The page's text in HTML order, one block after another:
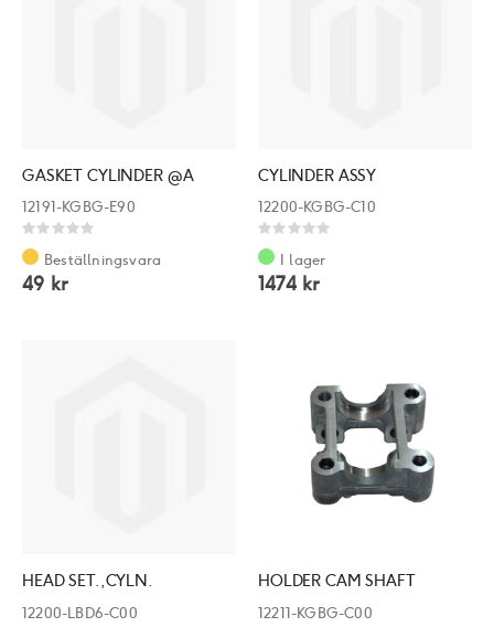
GASKET CYLINDER @A
12191-KGBG-E90
Rating:
0%
Beställningsvara
49 kr
CYLINDER ASSY
12200-KGBG-C10
Rating:
0%
I lager
1474 kr
HEAD SET.,CYLN.
12200-LBD6-C00
HOLDER CAM SHAFT
12211-KGBG-C00